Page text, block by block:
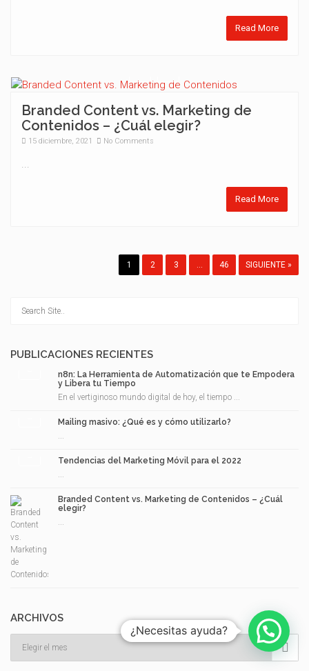
Read More
Branded Content vs. Marketing de
Contenidos – ¿Cuál elegir?
15 diciembre, 2021 No Comments
Read More
1 2 3 46 SIGUIENTE »
PUBLICACIONES RECIENTES
n8n: La Herramienta de Automatización que te Empodera
y Libera tu Tiempo
En el vertiginoso mundo digital de hoy, el tiempo ...
Mailing masivo: ¿Qué es y cómo utilizarlo?
Tendencias del Marketing Móvil para el 2022
Branded Content vs. Marketing de Contenidos – ¿Cuál
elegir?
ARCHIVOS

¿Necesitas ayuda?